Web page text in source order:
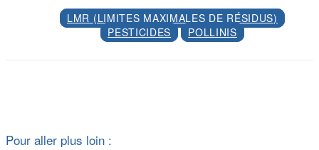
LMR (LIMITES MAXIMALES DE RÉSIDUS)
PESTICIDES
POLLINIS
Pour aller plus loin :